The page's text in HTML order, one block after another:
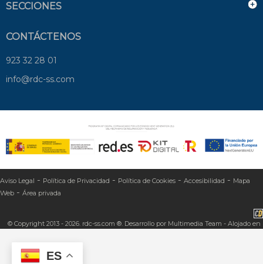
ES
SECCIONES
CONTÁCTENOS
923 32 28 01
info@rdc-ss.com
Aviso Legal - Política de Privacidad - Política de Cookies - Accesibilidad - Mapa
Web - Área privada
© Copyright 2013 - 2026. rdc-ss.com ®. Desarrollo por Multimedia Team - Alojado en